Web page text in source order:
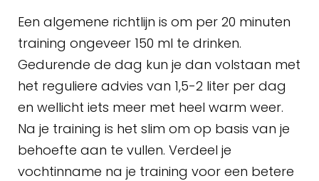
Een algemene richtlijn is om per 20 minuten
training ongeveer 150 ml te drinken.
Gedurende de dag kun je dan volstaan met
het reguliere advies van 1,5-2 liter per dag
en wellicht iets meer met heel warm weer.
Na je training is het slim om op basis van je
behoefte aan te vullen. Verdeel je
vochtinname na je training voor een betere